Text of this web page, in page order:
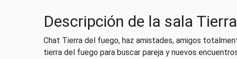
Descripción de la sala
Chat Tierra del fuego, haz amistades, amigos
tierra del fuego para buscar pareja y nuevos